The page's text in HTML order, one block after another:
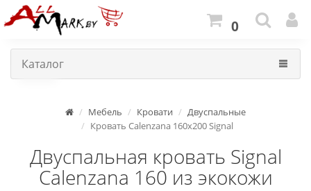
0
Каталог
Мебель Кровати
Двуспальные
Кровать Calenzana 160x200 Signal
Двуспальная кровать Signal
Calenzana 160 из экокожи